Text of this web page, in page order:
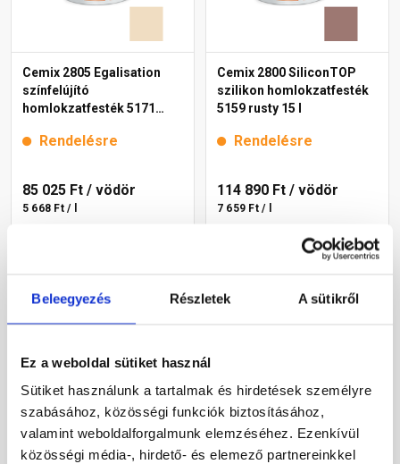
Beleegyezés Részletek A sütikről
Ez a weboldal sütiket használ
Sütiket használunk a tartalmak és hirdetések személyre
szabásához, közösségi funkciók biztosításához,
valamint weboldalforgalmunk elemzéséhez. Ezenkívül
közösségi média-, hirdető- és elemező partnereinkkel
Cemix 2805 Egalisation
színfelújító
homlokzatfesték 5171
Rendelésre
85 025 Ft / vödör
5 668 Ft / l
Cemix 2800 SiliconTOP
szilikon homlokzatfesték
5159 rusty 15 l
Rendelésre
114 890 Ft / vödör
7 659 Ft / l
Megnézem
Cemix 2802 DekorTOP Cemix 2802 DekorTOP